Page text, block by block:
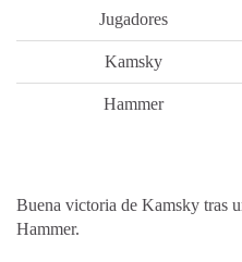
Jugadores
Kamsky
Hammer
Buena victoria de Kamsky tras
Hammer.